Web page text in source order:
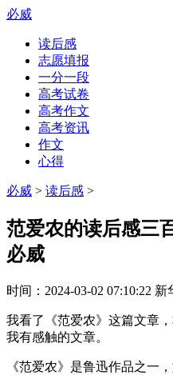
必威
读后感
志愿填报
一分一段
高考试卷
高考作文
高考资讯
作文
心得
必威 > 读后感 >
范爱农的读后感三
必威
时间： 2024-03-02 07:10:22 新
我看了《范爱农》这篇文章
我有感触的文章。
《范爱农》是鲁迅作品之一